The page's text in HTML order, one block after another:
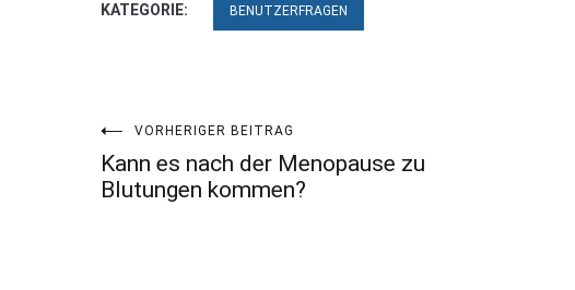
KATEGORIE: BENUTZERFRAGEN
Beitragsnavigation
VORHERIGER BEITRAG
Kann es nach der Menopause zu
Blutungen kommen?